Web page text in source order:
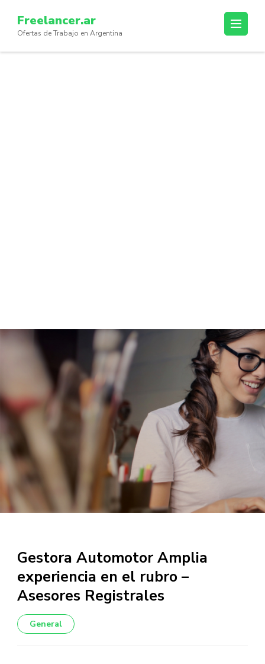
content
(Press
Freelancer.ar
Ofertas de Trabajo en Argentina
Gestora Automotor Amplia
experiencia en el rubro –
Asesores Registrales
General